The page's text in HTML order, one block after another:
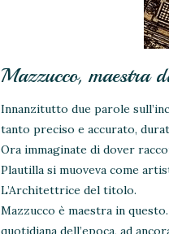
Mazzucco, maestra
Innanzitutto due parole
tanto preciso e accurato,
Ora immaginate di dover
Plautilla si muoveva come
L’Architettrice del titolo.
Mazzucco è maestra in
quotidiana dell’epoca, ad